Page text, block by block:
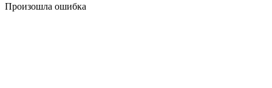
Произошла ошибка